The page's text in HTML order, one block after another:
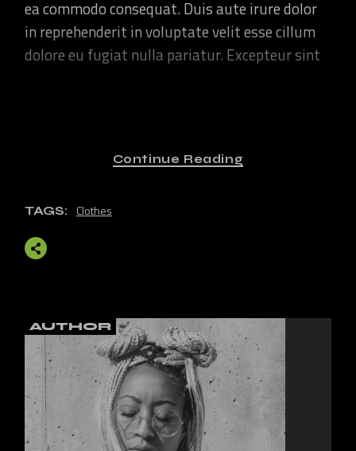
ea commodo consequat. Duis aute irure dolor
in reprehenderit in voluptate velit esse cillum
dolore eu fugiat nulla pariatur. Excepteur sint
ADIPISCI NG ELIT, SED DO
DOLORE MAGNA ALIQUA.
didunt ut labore et dolore magna aliqua. Ut
enim ad minim veniam, quis nostrudrtes
exercitation ullamco laboris nisi ut aliquip ex
ea commodo consequat. Duis aute irure dolor
in reprehenderit in voluptate velit esse cillum
dolore eu fugiat nulla pariatur.
Continue Reading
TAGS: Clothes
AUTHOR